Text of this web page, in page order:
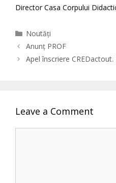
Director Casa Corpului
Categories
Noutăți
Anunț PROF
Apel înscriere
Leave a Comment